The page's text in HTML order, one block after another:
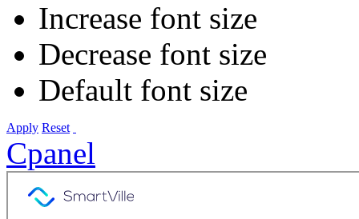
Increase font size
Decrease font size
Default font size
Apply Reset
Cpanel